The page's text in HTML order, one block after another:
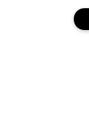
Consultation en ligne
Suivre ma commande